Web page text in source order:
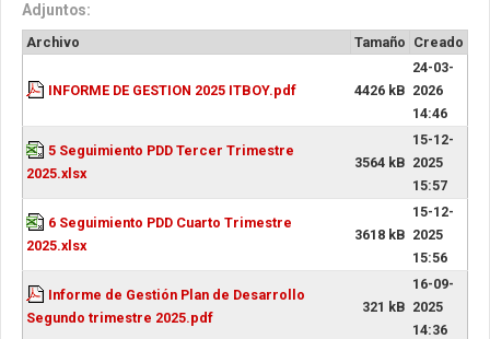
Adjuntos:
Archivo Tamaño Creado
INFORME DE GESTION 2025 ITBOY.pdf 4426 kB
24-03-
2026
14:46
5 Seguimiento PDD Tercer Trimestre
2025.xlsx
3564 kB
15-12-
2025
15:57
6 Seguimiento PDD Cuarto Trimestre
2025.xlsx
3618 kB
15-12-
2025
15:56
Informe de Gestión Plan de Desarrollo
Segundo trimestre 2025.pdf
321 kB
16-09-
2025
14:36